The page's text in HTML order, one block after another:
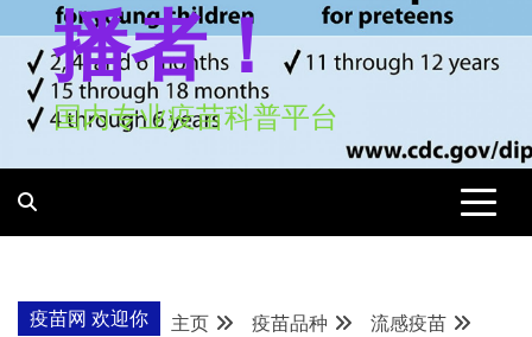
播者！
国内专业疫苗科普平台
疫苗网 欢迎你 主页 疫苗品种
流感疫苗